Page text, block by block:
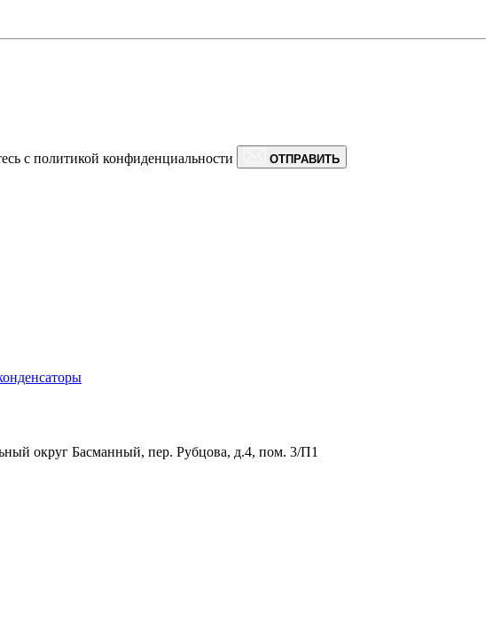
с политикой конфиденциальности ОТПРАВИТЬ
округ Басманный, пер. Рубцова, д.4, пом. 3/П1